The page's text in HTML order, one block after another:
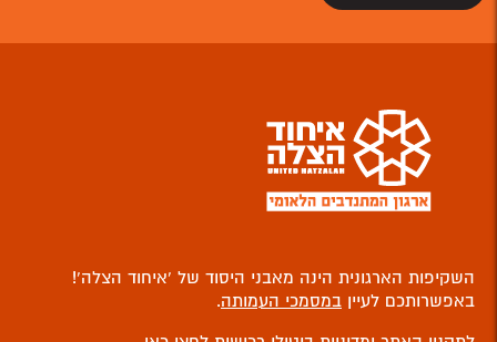
השקיפות הארגונית הינה מאבני היסוד של ‘איחוד הצלה’!
באפשרותכם לעיין במסמכי העמותה.